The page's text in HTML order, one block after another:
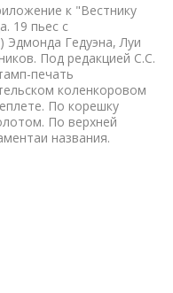
к "Вестнику
19 пьес с
Эдмонда Гедуэна, Луи
Под редакцией С.С.
печать
коленкоровом
По корешку
По верхней
названия.